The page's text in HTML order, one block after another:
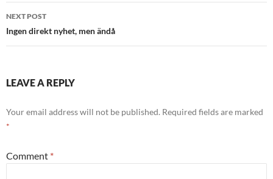
NEXT POST
Ingen direkt nyhet, men ändå
LEAVE A REPLY
Your email address will not be published. Required fields are marked
*
Comment *